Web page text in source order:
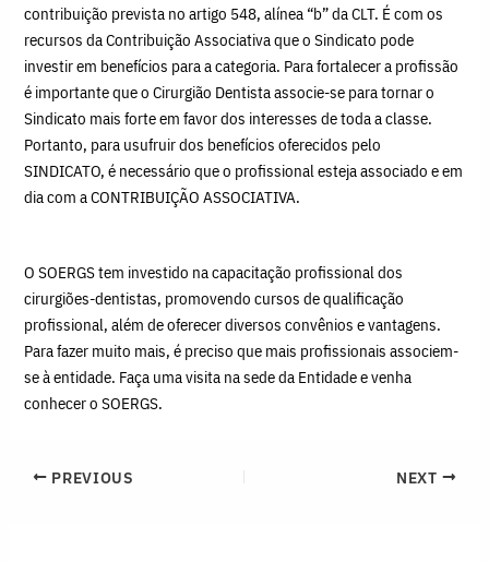
contribuição prevista no artigo 548, alínea “b” da CLT. É com os
recursos da Contribuição Associativa que o Sindicato pode
investir em benefícios para a categoria. Para fortalecer a profissão
é importante que o Cirurgião Dentista associe-se para tornar o
Sindicato mais forte em favor dos interesses de toda a classe.
Portanto, para usufruir dos benefícios oferecidos pelo
SINDICATO, é necessário que o profissional esteja associado e em
dia com a CONTRIBUIÇÃO ASSOCIATIVA.
O SOERGS tem investido na capacitação profissional dos
cirurgiões-dentistas, promovendo cursos de qualificação
profissional, além de oferecer diversos convênios e vantagens.
Para fazer muito mais, é preciso que mais profissionais associem-
se à entidade. Faça uma visita na sede da Entidade e venha
conhecer o SOERGS.
PREVIOUS NEXT